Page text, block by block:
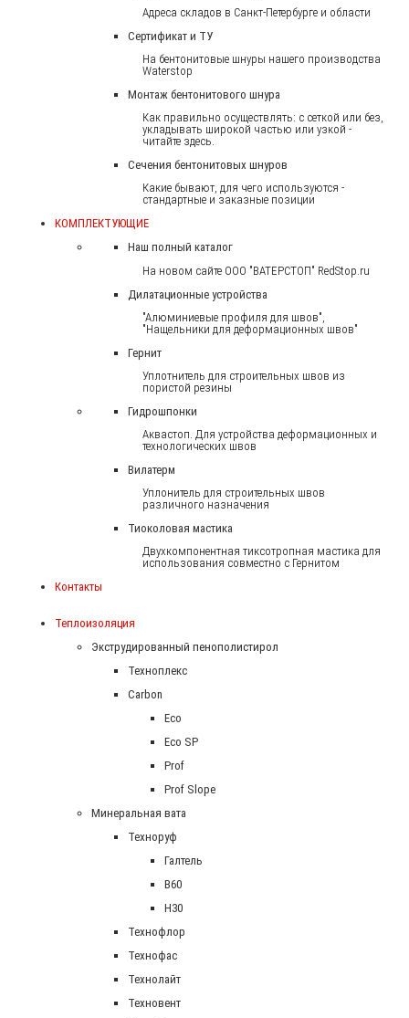
Адреса складов в Санкт-Петербурге и области
Сертификат и ТУ
На бентонитовые шнуры нашего производства
Waterstop
Монтаж бентонитового шнура
Как правильно осуществлять: с сеткой или без,
укладывать широкой частью или узкой -
читайте здесь.
Сечения бентонитовых шнуров
Какие бывают, для чего используются -
стандартные и заказные позиции
КОМПЛЕКТУЮЩИЕ
Наш полный каталог
На новом сайте ООО "ВАТЕРСТОП" RedStop.ru
Дилатационные устройства
"Алюминиевые профиля для швов",
"Нащельники для деформационных швов"
Гернит
Уплотнитель для строительных швов из
пористой резины
Гидрошпонки
Аквастоп. Для устройства деформационных и
технологических швов
Вилатерм
Уплонитель для строительных швов
различного назначения
Тиоколовая мастика
Двухкомпонентная тиксотропная мастика для
использования совместно с Гернитом
Контакты
Теплоизоляция
Экструдированный пенополистирол
Техноплекс
Carbon
Eco
Eco SP
Prof
Prof Slope
Минеральная вата
Техноруф
Галтель
В60
Н30
Технофлор
Технофас
Технолайт
Техновент